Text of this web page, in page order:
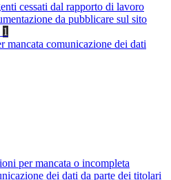
cessati dal rapporto di lavoro
da pubblicare sul sito
1
mancata comunicazione dei dati
per mancata o incompleta
dei dati da parte dei titolari